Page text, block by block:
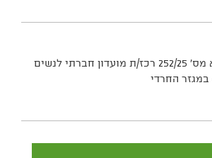
נספח לקול קורא מס' 252/25 רכז/ת מועדון חברתי לנשים
במגזר החרדי